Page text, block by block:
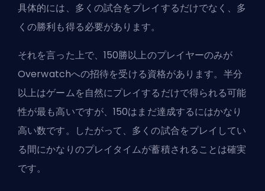
具体的には、多くの試合をプレイするだけでなく、多
くの勝利も得る必要があります。
それを言った上で、150勝以上のプレイヤーのみが
Overwatchへの招待を受ける資格があります。半分
以上はゲームを自然にプレイするだけで得られる可能
性が最も高いですが、150はまだ達成するにはかなり
高い数です。したがって、多くの試合をプレイしてい
る間にかなりのプレイタイムが蓄積されることは確実
です。